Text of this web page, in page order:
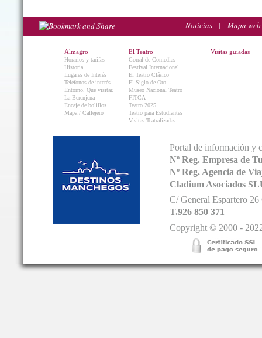
Noticias | Mapa web
Almagro
Horarios y tarifas
Historia
Lugares de Interés
Teléfonos de interés
Entorno. Que visitar.
La Berenjena
Encaje de bolillos
Mapa / Callejero
El Teatro
Corral de Comedias
Festival Internacional
El Teatro Clásico
El Siglo de Oro
Museo Nacional Teatro
FITCA
Teatro 2025
Teatro para Estudiantes
Visitas Teatralizadas
Visitas guiadas
Portal de información y
Nº Reg. Empresa de
Nº Reg. Agencia de
Cladium Asociados
C/ General Espartero
T.926 850 371
Copyright © 2000 -